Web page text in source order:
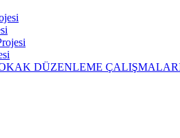
DÜZENLEME